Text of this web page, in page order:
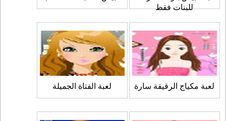
للبنات فقط
لعبة مكياج الرقيقة سارة لعبة الفتاة الجميلة